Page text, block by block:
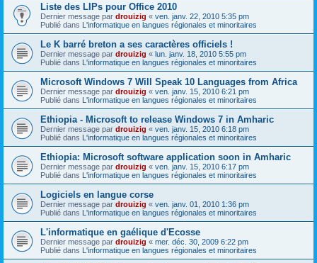
Liste des LIPs pour Office 2010
Dernier message par drouizig « ven. janv. 22, 2010 5:35 pm
Publié dans L'informatique en langues régionales et minoritaires
Le K barré breton a ses caractères officiels !
Dernier message par drouizig « lun. janv. 18, 2010 5:55 pm
Publié dans L'informatique en langues régionales et minoritaires
Microsoft Windows 7 Will Speak 10 Languages from Africa
Dernier message par drouizig « ven. janv. 15, 2010 6:21 pm
Publié dans L'informatique en langues régionales et minoritaires
Ethiopia - Microsoft to release Windows 7 in Amharic
Dernier message par drouizig « ven. janv. 15, 2010 6:18 pm
Publié dans L'informatique en langues régionales et minoritaires
Ethiopia: Microsoft software application soon in Amharic
Dernier message par drouizig « ven. janv. 15, 2010 6:17 pm
Publié dans L'informatique en langues régionales et minoritaires
Logiciels en langue corse
Dernier message par drouizig « ven. janv. 01, 2010 1:36 pm
Publié dans L'informatique en langues régionales et minoritaires
L'informatique en gaélique d'Ecosse
Dernier message par drouizig « mer. déc. 30, 2009 6:22 pm
Publié dans L'informatique en langues régionales et minoritaires